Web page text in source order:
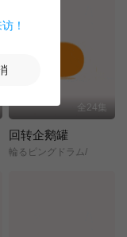
全24集
回转企鹅罐
輪るピングドラム/
！